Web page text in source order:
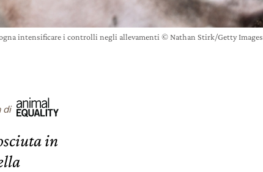
intensificare i controlli negli allevamenti © Nathan Stirk/Getty Images
di
in